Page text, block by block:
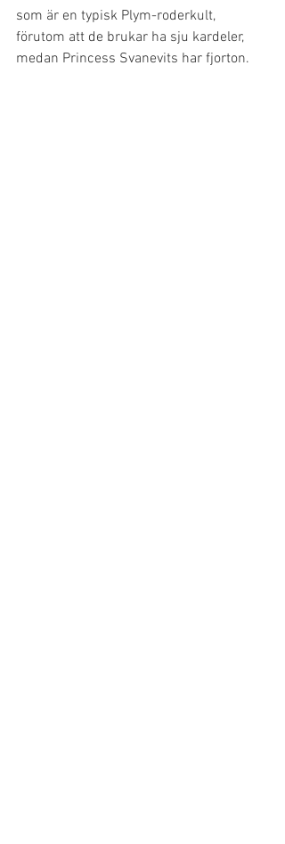
som är en typisk Plym-roderkult,
förutom att de brukar ha sju kardeler,
medan Princess Svanevits har fjorton.